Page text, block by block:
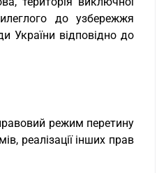
до узбережжя
України відповідно до
режим перетину
реалізації інших прав